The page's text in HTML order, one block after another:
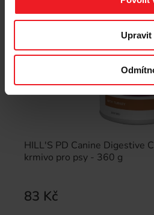
Upravit
HILL'S PD Canine Digestive
krmivo pro psy - 360 g
83 Kč